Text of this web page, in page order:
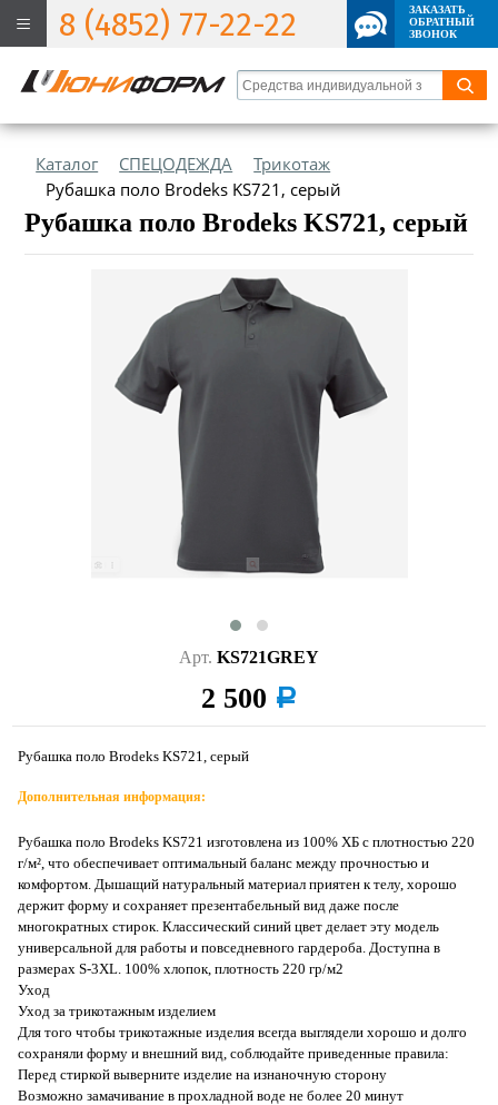
8 (4852) 77-22-22
ЗАКАЗАТЬ
ОБРАТНЫЙ
ЗВОНОК
Каталог СПЕЦОДЕЖДА
Трикотаж
Рубашка поло Brodeks KS721, серый
Рубашка поло Brodeks KS721, серый
Арт. KS721GREY
2 500 a
Рубашка поло Brodeks KS721, серый
Дополнительная информация:
Рубашка поло Brodeks KS721 изготовлена из 100% ХБ с плотностью 220
г/м², что обеспечивает оптимальный баланс между прочностью и
комфортом. Дышащий натуральный материал приятен к телу, хорошо
держит форму и сохраняет презентабельный вид даже после
многократных стирок. Классический синий цвет делает эту модель
универсальной для работы и повседневного гардероба. Доступна в
размерах S-3XL. 100% хлопок, плотность 220 гр/м2
Уход
Уход за трикотажным изделием
Для того чтобы трикотажные изделия всегда выглядели хорошо и долго
сохраняли форму и внешний вид, соблюдайте приведенные правила:
Перед стиркой выверните изделие на изнаночную сторону
Возможно замачивание в прохладной воде не более 20 минут